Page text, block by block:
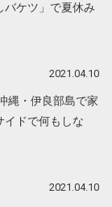
バケツ」で夏休み
2021.04.10
縄・伊良部島で家
イドで何もしな
2021.04.10